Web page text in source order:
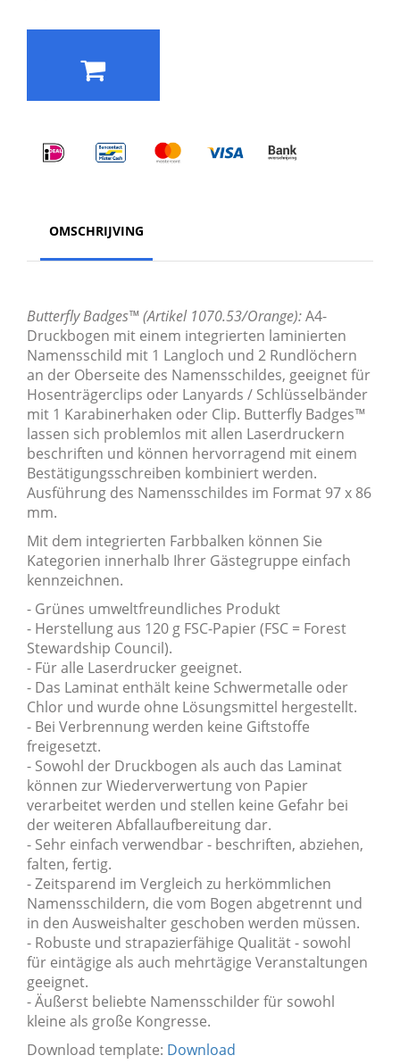
OMSCHRIJVING
Butterfly Badges™ (Artikel 1070.53/Orange):A4-
Druckbogen mit einem integrierten laminierten
Namensschild mit 1 Langloch und 2 Rundlöchern
an der Oberseite des Namensschildes, geeignet für
Hosenträgerclips oder Lanyards / Schlüsselbänder
mit 1 Karabinerhaken oder Clip. Butterfly Badges™
lassen sich problemlos mit allen Laserdruckern
beschriften und können hervorragend mit einem
Bestätigungsschreiben kombiniert werden.
Ausführung des Namensschildes im Format 97 x 86
mm.
Mit dem integrierten Farbbalken können Sie
Kategorien innerhalb Ihrer Gästegruppe einfach
kennzeichnen.
- Grünes umweltfreundliches Produkt
- Herstellung aus 120 g FSC-Papier (FSC = Forest
Stewardship Council).
- Für alle Laserdrucker geeignet.
- Das Laminat enthält keine Schwermetalle oder
Chlor und wurde ohne Lösungsmittel hergestellt.
- Bei Verbrennung werden keine Giftstoffe
freigesetzt.
- Sowohl der Druckbogen als auch das Laminat
können zur Wiederverwertung von Papier
verarbeitet werden und stellen keine Gefahr bei
der weiteren Abfallaufbereitung dar.
- Sehr einfach verwendbar - beschriften, abziehen,
falten, fertig.
- Zeitsparend im Vergleich zu herkömmlichen
Namensschildern, die vom Bogen abgetrennt und
in den Ausweishalter geschoben werden müssen.
- Robuste und strapazierfähige Qualität - sowohl
für eintägige als auch mehrtägige Veranstaltungen
geeignet.
- Äußerst beliebte Namensschilder für sowohl
kleine als große Kongresse.
Download template: Download